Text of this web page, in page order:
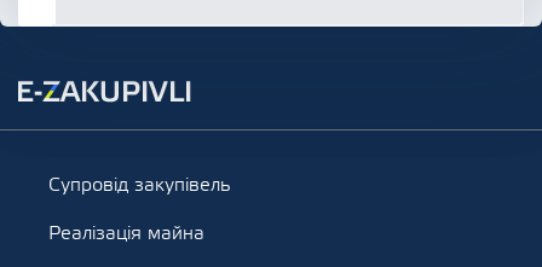
Супровід закупівель
Реалізація майна